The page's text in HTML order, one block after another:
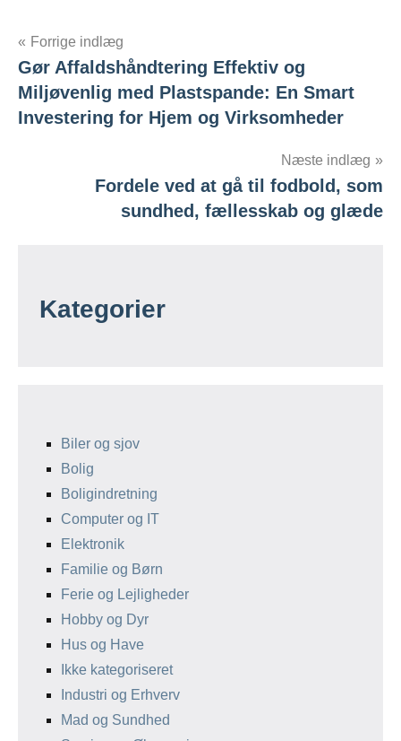
Indlægsnavigation
Forrige indlæg
Gør Affaldshåndtering Effektiv og
Miljøvenlig med Plastspande: En Smart
Investering for Hjem og Virksomheder
Næste indlæg
Fordele ved at gå til fodbold, som
sundhed, fællesskab og glæde
Kategorier
Biler og sjov
Bolig
Boligindretning
Computer og IT
Elektronik
Familie og Børn
Ferie og Lejligheder
Hobby og Dyr
Hus og Have
Ikke kategoriseret
Industri og Erhverv
Mad og Sundhed